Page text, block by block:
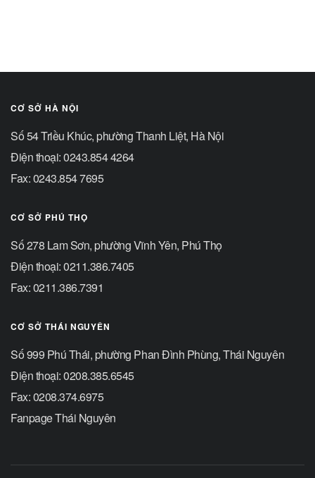
CƠ SỞ HÀ NỘI
Số 54 Triều Khúc, phường Thanh Liệt, Hà Nội
Điện thoại: 0243.854 4264
Fax: 0243.854 7695
CƠ SỞ PHÚ THỌ
Số 278 Lam Sơn, phường Vĩnh Yên, Phú Thọ
Điện thoại: 0211.386.7405
Fax: 0211.386.7391
CƠ SỞ THÁI NGUYÊN
Số 999 Phú Thái, phường Phan Đình Phùng, Thái Nguyên
Điện thoại: 0208.385.6545
Fax: 0208.374.6975
Fanpage Thái Nguyên